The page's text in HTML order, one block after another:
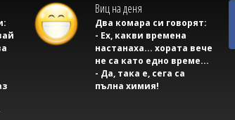
Виц на деня
Два комара си говорят:
- Ех, какви времена
настанаха... хората вече
не са като едно време...
- Да, така е, сега са
пълна химия!